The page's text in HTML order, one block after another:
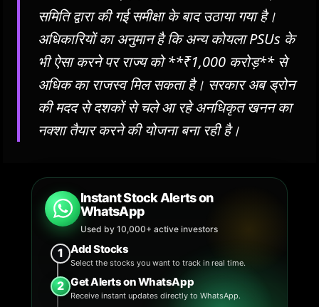
समिति द्वारा की गई समीक्षा के बाद उठाया गया है।
अधिकारियों का अनुमान है कि अन्य कोयला PSUs के
भी ऐसा करने पर राज्य को **₹1,000 करोड़** से
अधिक का राजस्व मिल सकता है। सरकार अब ड्रोन
की मदद से दशकों से चले आ रहे अनधिकृत खनन का
नक्शा तैयार करने की योजना बना रही है।
Instant Stock Alerts on
WhatsApp
Used by 10,000+ active investors
1 Add Stocks
Select the stocks you want to track in real time.
2 Get Alerts on WhatsApp
Receive instant updates directly to WhatsApp.